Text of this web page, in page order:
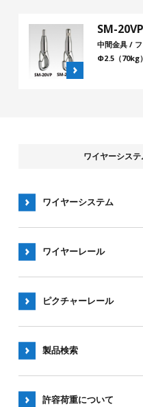
SM-
中間金具 /
Φ2.5（70kg
ワイヤーシス
ワイヤーシステム
ワイヤーレール
ピクチャーレール
製品検索
許容荷重について